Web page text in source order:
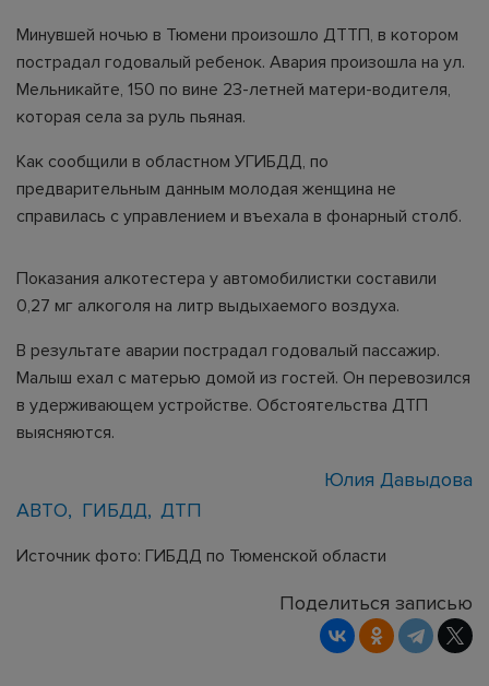
Минувшей ночью в Тюмени произошло ДТТП, в котором
пострадал годовалый ребенок. Авария произошла на ул.
Мельникайте, 150 по вине 23-летней матери-водителя,
которая села за руль пьяная.
Как сообщили в областном УГИБДД, по
предварительным данным молодая женщина не
справилась с управлением и въехала в фонарный столб.
Показания алкотестера у автомобилистки составили
0,27 мг алкоголя на литр выдыхаемого воздуха.
В результате аварии пострадал годовалый пассажир.
Малыш ехал с матерью домой из гостей. Он перевозился
в удерживающем устройстве. Обстоятельства ДТП
выясняются.
Юлия Давыдова
АВТО
ГИБДД ДТП
Источник фото: ГИБДД по Тюменской области
Поделиться записью